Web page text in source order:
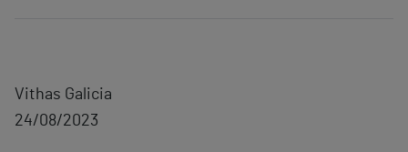
Vithas Galicia
24/08/2023